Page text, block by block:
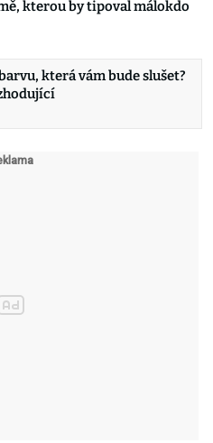
kterou by tipoval málokdo
která vám bude slušet?